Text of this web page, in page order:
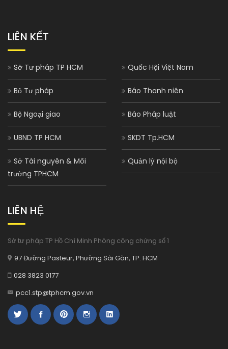
LIÊN KẾT
Sở Tư pháp TP HCM
Bộ Tư pháp
Bộ Ngoại giao
UBND TP HCM
Sở Tài nguyên & Môi
trường TPHCM
Quốc Hội Việt Nam
Báo Thanh niên
Báo Pháp luật
SKDT Tp.HCM
Quản lý nội bộ
LIÊN HỆ
Sở tư pháp TP Hồ Chí Minh Phòng công chứng số 1
97 Đường Pasteur, Phường Sài Gòn, TP. HCM
028 3823 0177
pcc1.stp@tphcm.gov.vn